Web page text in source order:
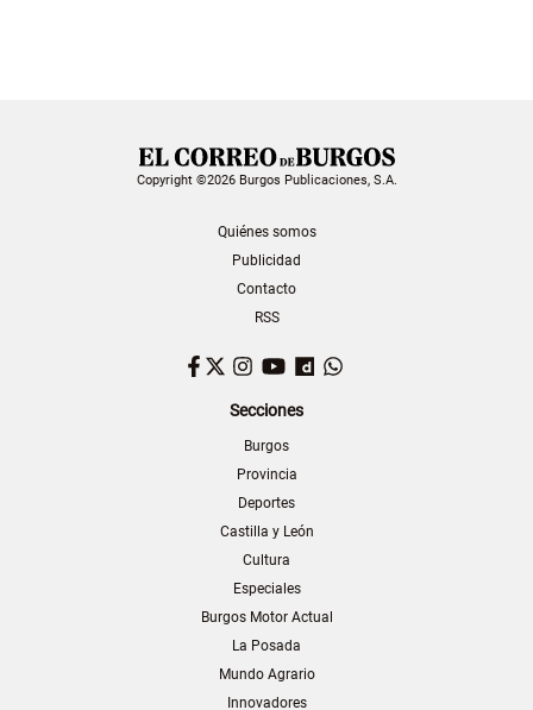
Copyright ©2026 Burgos Publicaciones, S.A.
Quiénes somos
Publicidad
Contacto
RSS
Facebook
TwitterInstagram
YouTubeDailymotion
Secciones
Burgos
Provincia
Deportes
Castilla y León
Cultura
Especiales
Burgos Motor Actual
La Posada
Mundo Agrario
Innovadores